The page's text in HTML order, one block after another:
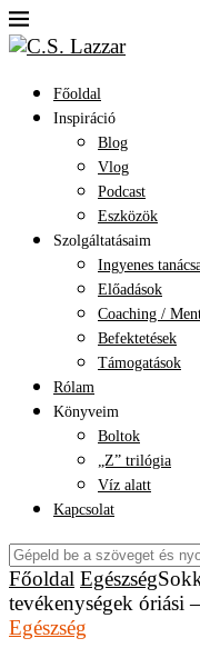
Főoldal
Inspiráció
Blog
Vlog
Podcast
Eszközök
Szolgáltatásaim
Ingyenes
Előadások
Coaching /
Befektetések
Támogatások
Rólam
Könyveim
Boltok
„Z” trilógia
Víz alatt
Kapcsolat
Főoldal Egészség
tevékenységek óriási
Egészség